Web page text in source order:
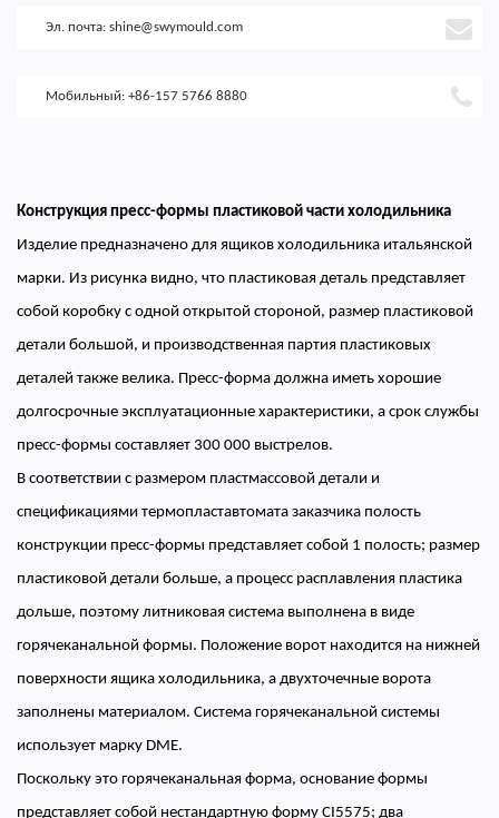
Эл. почта: shine@swymould.com
Мобильный: +86-157 5766 8880
Конструкция пресс-формы пластиковой части холодильника
Изделие предназначено для ящиков холодильника итальянской
марки. Из рисунка видно, что пластиковая деталь представляет
собой коробку с одной открытой стороной, размер пластиковой
детали большой, и производственная партия пластиковых
деталей также велика. Пресс-форма должна иметь хорошие
долгосрочные эксплуатационные характеристики, а срок службы
пресс-формы составляет 300 000 выстрелов.
В соответствии с размером пластмассовой детали и
спецификациями термопластавтомата заказчика полость
конструкции пресс-формы представляет собой 1 полость; размер
пластиковой детали больше, а процесс расплавления пластика
дольше, поэтому литниковая система выполнена в виде
горячеканальной формы. Положение ворот находится на нижней
поверхности ящика холодильника, а двухточечные ворота
заполнены материалом. Система горячеканальной системы
использует марку DME.
Поскольку это горячеканальная форма, основание формы
представляет собой нестандартную форму CI5575; два